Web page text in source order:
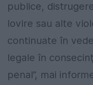
publice,
lovire sau alte
continuate în
legale în
penal”, mai